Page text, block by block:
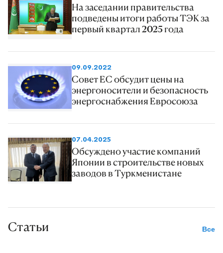
На заседании правительства
подведены итоги работы ТЭК за
первый квартал 2025 года
09.09.2022
Совет ЕС обсудит цены на
энергоносители и безопасность
энергоснабжения Евросоюза
07.04.2025
Обсуждено участие компаний
Японии в строительстве новых
заводов в Туркменистане
Статьи Все